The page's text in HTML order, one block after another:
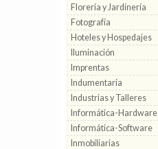
Florería y Jardinería
Fotografía
Hoteles y Hospedajes
Iluminación
Imprentas
Indumentaria
Industrias y Talleres
Informática-Hardware
Informática-Software
Inmobiliarias